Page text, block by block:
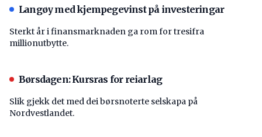
Langøy med kjempegevinst på investeringar
Sterkt år i finansmarknaden ga rom for tresifra
millionutbytte.
Børsdagen: Kursras for reiarlag
Slik gjekk det med dei børsnoterte selskapa på
Nordvestlandet.